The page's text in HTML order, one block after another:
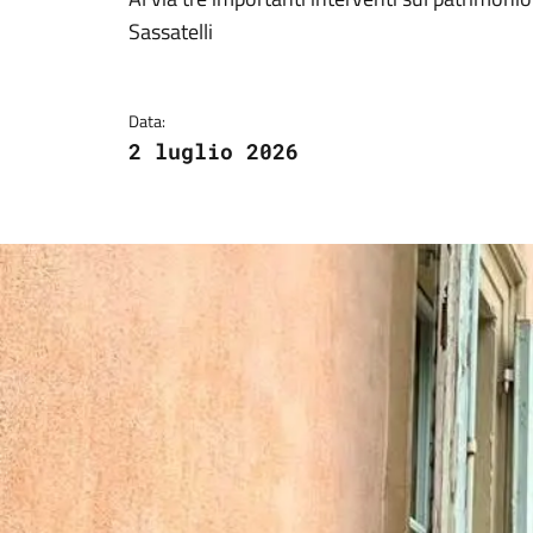
Sassatelli
Data:
2 luglio 2026